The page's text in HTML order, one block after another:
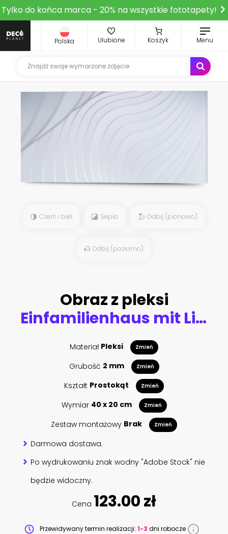
Tylko do końca marca - 20% na wszystkie fototapety!
Polska Ulubione Koszyk Menu
Czerń i biel Sepia Odbij (pionowo)
Odbij (poziomo)
Obraz z pleksi
Einfamilienhaus mit Licht im Garten nachts
Materiał Pleksi Zmień
Grubość 2 mm Zmień
Kształt Prostokąt Zmień
Wymiar 40 x 20 cm Zmień
Zestaw montażowy Brak Zmień
Darmowa dostawa.
Po wydrukowaniu znak wodny "Adobe Stock" nie
będzie widoczny.
Cena 123.00 zł
Przewidywany termin realizacji: 1-3 dni robocze